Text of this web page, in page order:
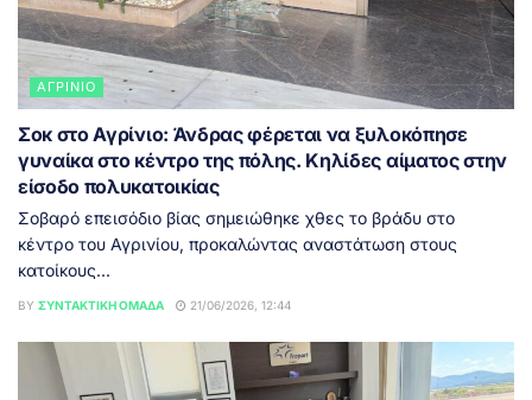
ΑΓΡΊΝΙΟ
Σοκ στο Αγρίνιο: Άνδρας φέρεται να ξυλοκόπησε
γυναίκα στο κέντρο της πόλης. Κηλίδες αίματος στην
είσοδο πολυκατοικίας
Σοβαρό επεισόδιο βίας σημειώθηκε χθες το βράδυ στο
κέντρο του Αγρινίου, προκαλώντας αναστάτωση στους
κατοίκους...
BY ΣΥΝΤΑΚΤΙΚΉ ΟΜΆΔΑ 21/06/2026, 12:44